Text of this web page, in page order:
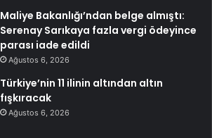
Maliye Bakanlığı’ndan belge almıştı:
Serenay Sarıkaya fazla vergi ödeyince
parası iade edildi
Ağustos 6, 2026
Türkiye’nin 11 ilinin altından altın
fışkıracak
Ağustos 6, 2026